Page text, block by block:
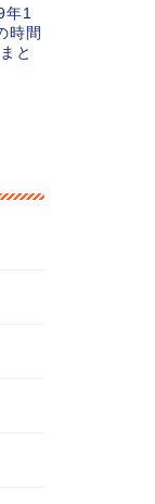
年1
時間
と